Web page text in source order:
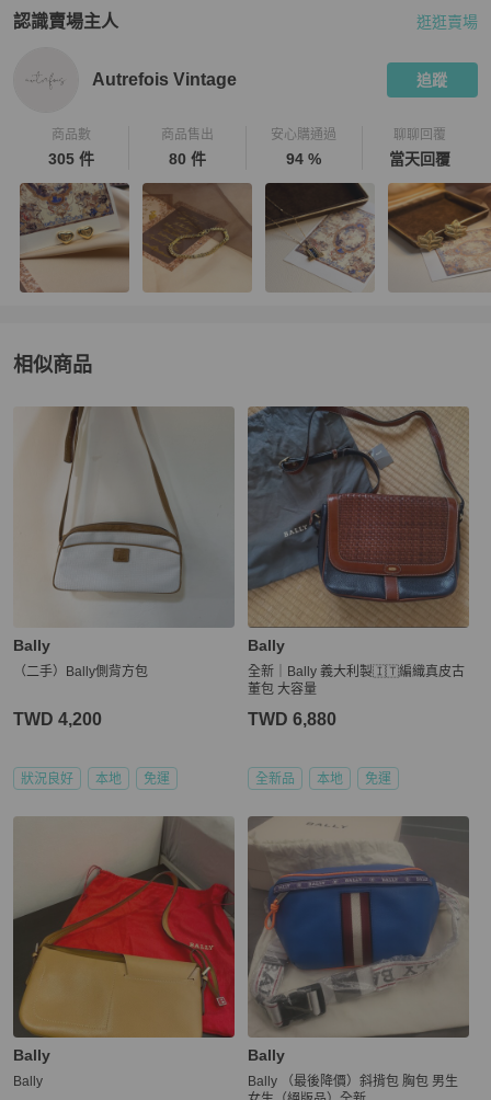
認識賣場主人
PopChill 拍拍圈嚴選賣家
逛逛賣場
Autrefois Vintage 追蹤
商品數
305 件
商品售出
80 件
安心購通過
94 %
聊聊回覆
當天回覆
相似商品
更多相似Bally女包推薦精品
Bally
（二手）Bally側背方包
TWD 4,200
狀況良好 本地 免運
Bally
全新｜Bally 義大利製🇮🇹編織真皮古
董包 大容量
TWD 6,880
全新品 本地 免運
Bally
Bally
Bally
Bally （最後降價）斜揹包 胸包 男生